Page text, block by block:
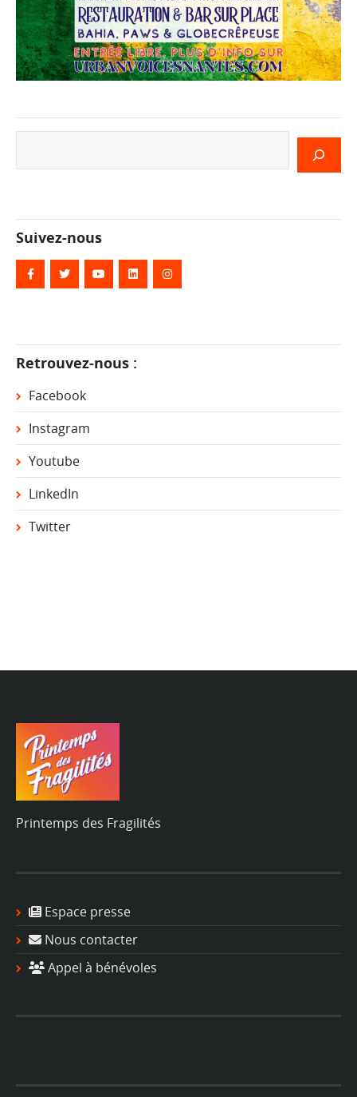
Suivez-nous
Retrouvez-nous :
Facebook
Instagram
Youtube
LinkedIn
Twitter
Printemps des Fragilités
Espace presse
Nous contacter
Appel à bénévoles